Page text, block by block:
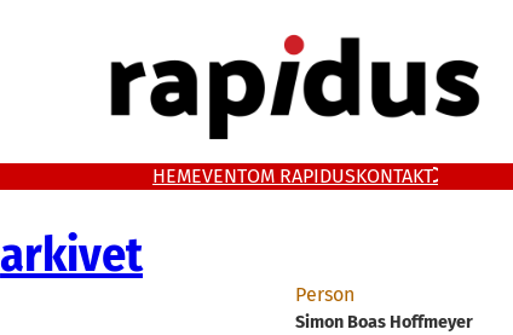
HEMEVENTOM RAPIDUSKONTAKT
arkivet
Person
Simon Boas Hoffmeyer